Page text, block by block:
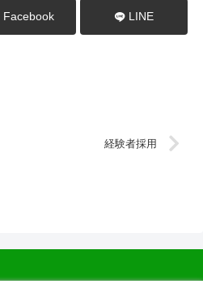
Facebook LINE
経験者採用